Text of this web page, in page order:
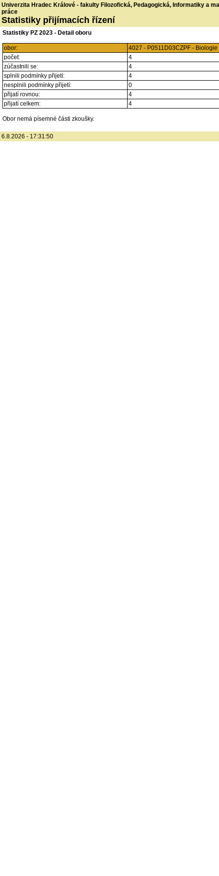
Univerzita Hradec Králové - fakulty Filozofická, Pedagogická, Informatiky a
práce
Statistiky přijímacích řízení
Statistiky PZ 2023 - Detail oboru
obor:
4027 - P0511D03CZPF -
počet:
4
zúčastnili se:
4
splnili podmínky přijetí:
4
nesplnili podmínky přijetí:
0
přijatí rovnou:
4
přijatí celkem:
4
Obor nemá písemné části zkoušky.
6.8.2026 - 17:31:50